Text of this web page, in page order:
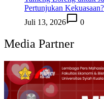
Pertunjukan Kekuasaan?
Juli 13, 2026
0
Media Partner